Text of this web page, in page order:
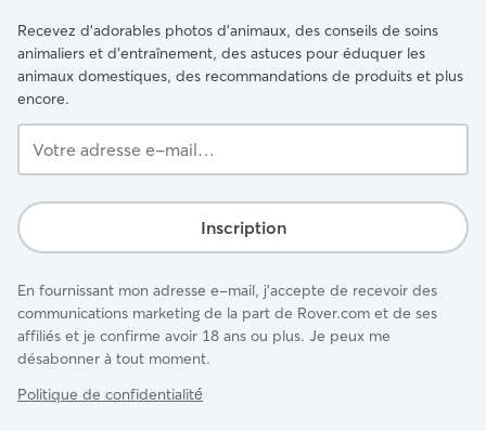
Recevez d'adorables photos d'animaux, des conseils de soins
animaliers et d'entraînement, des astuces pour éduquer les
animaux domestiques, des recommandations de produits et plus
encore.
adresse
mail…
Inscription
En fournissant mon adresse e-mail, j'accepte de recevoir des
communications marketing de la part de Rover.com et de ses
affiliés et je confirme avoir 18 ans ou plus. Je peux me
désabonner à tout moment.
Politique de confidentialité́